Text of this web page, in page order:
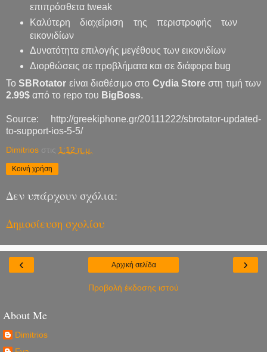
επιπρόσθετα tweak
Καλύτερη διαχείριση της περιστροφής των
εικονιδίων
Δυνατότητα επιλογής μεγέθους των εικονιδίων
Διορθώσεις σε προβλήματα και σε διάφορα bug
ΤοSBRotator είναι διαθέσιμο στο Cydia Store στη τιμή των
2.99$ από το repo του BigBoss.
Source: http://greekiphone.gr/20111222/sbrotator-updated-
to-support-ios-5-5/
Dimitrios στις 1:12 π.μ.
Κοινή χρήση
Δεν υπάρχουν σχόλια:
Δημοσίευση σχολίου
‹ ›
Αρχική σελίδα
Προβολή έκδοσης ιστού
About Me
Dimitrios